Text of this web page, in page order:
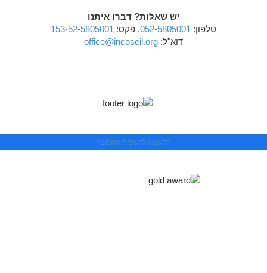
יש שאלות? דברו איתנו
טלפון: 052-5805001, פקס: 153-52-5805001
דוא"ל: office@incoseil.org
הרשמה לרשימת התפוצה